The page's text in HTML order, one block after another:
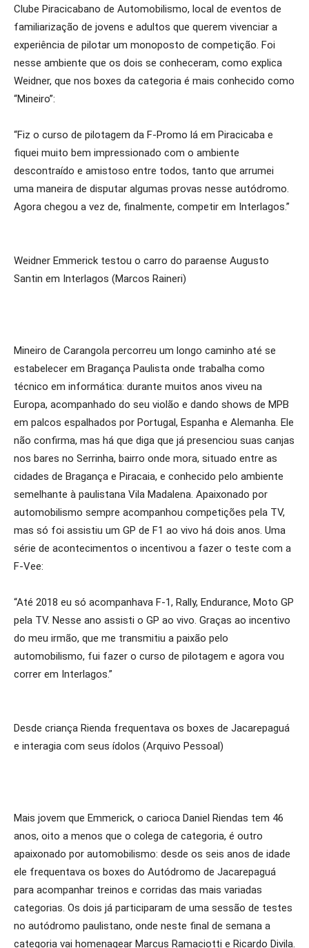
Clube Piracicabano de Automobilismo, local de eventos de
familiarização de jovens e adultos que querem vivenciar a
experiência de pilotar um monoposto de competição. Foi
nesse ambiente que os dois se conheceram, como explica
Weidner, que nos boxes da categoria é mais conhecido como
“Mineiro”:
“Fiz o curso de pilotagem da F-Promo lá em Piracicaba e
fiquei muito bem impressionado com o ambiente
descontraído e amistoso entre todos, tanto que arrumei
uma maneira de disputar algumas provas nesse autódromo.
Agora chegou a vez de, finalmente, competir em Interlagos.”
Weidner Emmerick testou o carro do paraense Augusto
Santin em Interlagos (Marcos Raineri)
Mineiro de Carangola percorreu um longo caminho até se
estabelecer em Bragança Paulista onde trabalha como
técnico em informática: durante muitos anos viveu na
Europa, acompanhado do seu violão e dando shows de MPB
em palcos espalhados por Portugal, Espanha e Alemanha. Ele
não confirma, mas há que diga que já presenciou suas canjas
nos bares no Serrinha, bairro onde mora, situado entre as
cidades de Bragança e Piracaia, e conhecido pelo ambiente
semelhante à paulistana Vila Madalena. Apaixonado por
automobilismo sempre acompanhou competições pela TV,
mas só foi assistiu um GP de F1 ao vivo há dois anos. Uma
série de acontecimentos o incentivou a fazer o teste com a
F-Vee:
“Até 2018 eu só acompanhava F-1, Rally, Endurance, Moto GP
pela TV. Nesse ano assisti o GP ao vivo. Graças ao incentivo
do meu irmão, que me transmitiu a paixão pelo
automobilismo, fui fazer o curso de pilotagem e agora vou
correr em Interlagos.”
Desde criança Rienda frequentava os boxes de Jacarepaguá
e interagia com seus ídolos (Arquivo Pessoal)
Mais jovem que Emmerick, o carioca Daniel Riendas tem 46
anos, oito a menos que o colega de categoria, é outro
apaixonado por automobilismo: desde os seis anos de idade
ele frequentava os boxes do Autódromo de Jacarepaguá
para acompanhar treinos e corridas das mais variadas
categorias. Os dois já participaram de uma sessão de testes
no autódromo paulistano, onde neste final de semana a
categoria vai homenagear Marcus Ramaciotti e Ricardo Divila.